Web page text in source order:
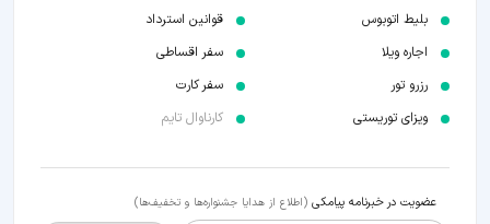
بلیط اتوبوس
اجاره ویلا
رزرو تور
ویزای توریستی
قوانین استرداد
سفر اقساطی
سفر کارت
کارناوال تایم
عضویت در خبرنامه پیامکی (اطلاع از هدایا جشنواره‌ها و تخفیف‌ها)